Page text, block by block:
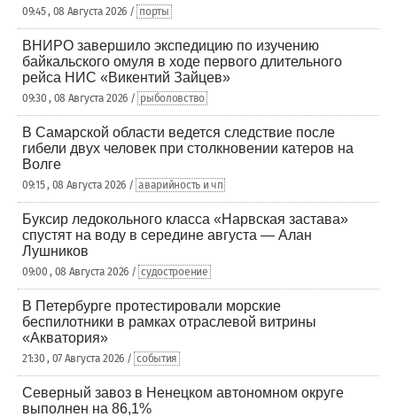
09:45 , 08 Августа 2026 / порты
ВНИРО завершило экспедицию по изучению
байкальского омуля в ходе первого длительного
рейса НИС «Викентий Зайцев»
09:30 , 08 Августа 2026 / рыболовство
В Самарской области ведется следствие после
гибели двух человек при столкновении катеров на
Волге
09:15 , 08 Августа 2026 / аварийность и чп
Буксир ледокольного класса «Нарвская застава»
спустят на воду в середине августа — Алан
Лушников
09:00 , 08 Августа 2026 / судостроение
В Петербурге протестировали морские
беспилотники в рамках отраслевой витрины
«Акватория»
21:30 , 07 Августа 2026 / события
Северный завоз в Ненецком автономном округе
выполнен на 86,1%